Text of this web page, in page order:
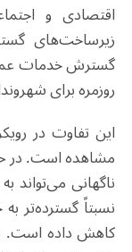
اقتصادی و
زیرساخت‌های
گسترش خدمات
روزمره برای
این تفاوت در
مشاهده است. در
ناگهانی
نسبتاً گسترده‌تر
کاهش داده است.